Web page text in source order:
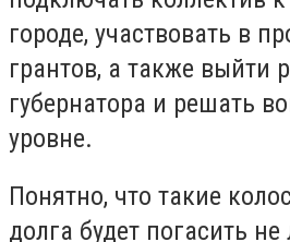
городе, участвовать в
грантов, а также выйти
губернатора и решать
уровне.
Понятно, что такие
долга будет погасить